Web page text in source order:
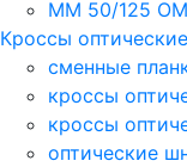
MM 50/125
Кроссы
сменные
кроссы
кроссы
оптические